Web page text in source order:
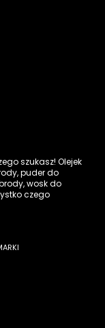
szukasz! Olejek
puder do
wosk do
czego